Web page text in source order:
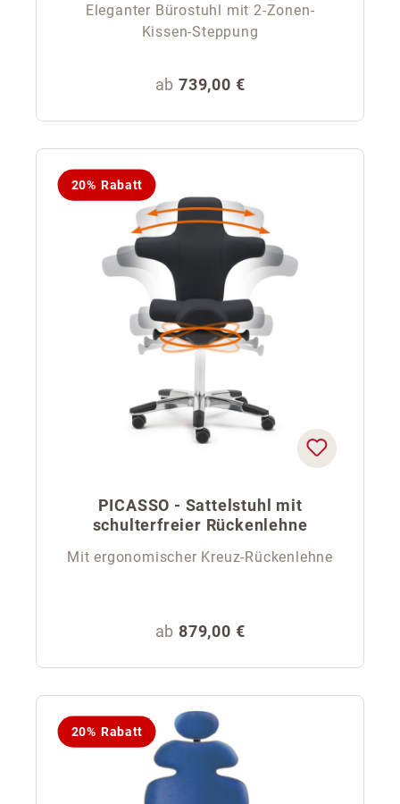
Eleganter Bürostuhl mit 2-Zonen-
Kissen-Steppung
Regulärer Preis:
ab 739,00 €
20% Rabatt
PICASSO - Sattelstuhl mit
schulterfreier Rückenlehne
Mit ergonomischer Kreuz-Rückenlehne
Regulärer Preis:
ab 879,00 €
20% Rabatt